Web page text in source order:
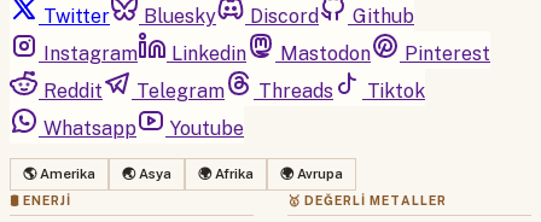
Twitter Bluesky Discord
Github
Instagram
Linkedin Mastodon
Pinterest
Reddit
Telegram Threads
Tiktok
Whatsapp
Youtube
🌎 Amerika 🌏 Asya 🌍 Afrika 🌍 Avrupa
🛢 ENERJI 🥇 DEĞERLI METALLER